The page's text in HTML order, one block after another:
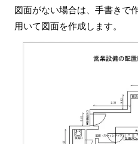
図面がない場合は、手書きで
用いて図面を作成します。